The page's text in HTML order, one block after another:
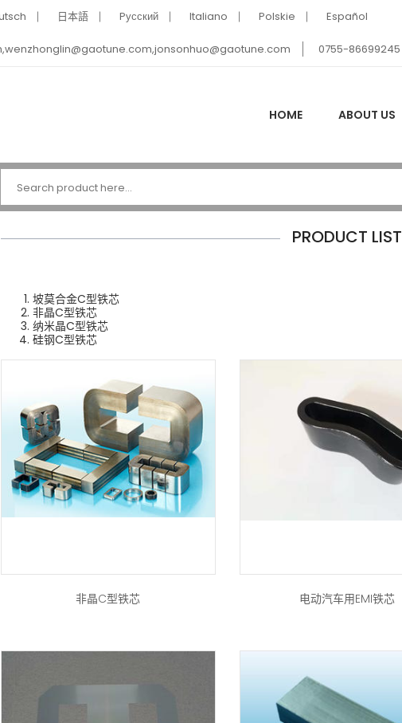
日本語 Pусский Italiano Polskie Español
0755-86699245
HOME ABOUT US
PRODUCT LIST
坡莫合金C型铁芯
非晶C型铁芯
纳米晶C型铁芯
硅钢C型铁芯
非晶C型铁芯 电动汽车用EMI铁芯